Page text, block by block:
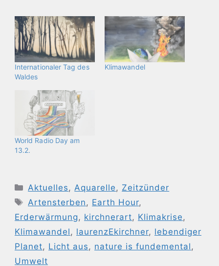
Internationaler Tag des
Waldes
Klimawandel
World Radio Day am
13.2.
Kategorien
Aktuelles,Aquarelle, Zeitzünder
Schlagwörter
Artensterben, Earth Hour,
Erderwärmung, kirchnerart, Klimakrise,
Klimawandel, laurenzEkirchner, lebendiger
Planet, Licht aus, nature is fundemental,
Umwelt